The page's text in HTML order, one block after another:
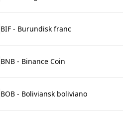
BIF - Burundisk franc
BNB - Binance Coin
BOB - Boliviansk boliviano